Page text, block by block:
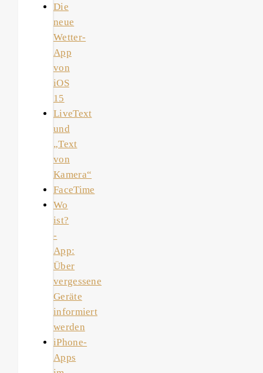
Die
neue
Wetter-
App
von
iOS
15
LiveText
und
„Text
von
Kamera“
FaceTime
Wo
ist?
-
App:
Über
vergessene
Geräte
informiert
werden
iPhone-
Apps